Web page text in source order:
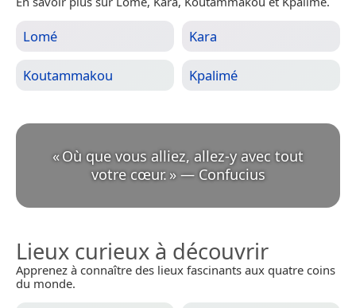
Lomé Kara
Koutammakou Kpalimé
«Où que vous alliez, allez-y avec tout
votre cœur. » — Confucius
Lieux curieux à découvrir
Apprenez à connaître des lieux fascinants aux quatre coins
du monde.